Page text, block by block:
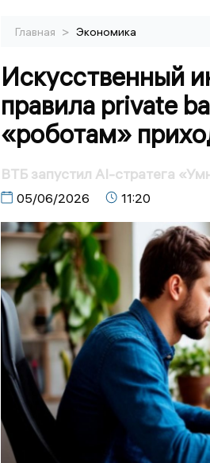
Главная > Экономика
Искусственный
правила private
«роботам»
ВТБ запустил AI-стратега
05/06/2026 11:20